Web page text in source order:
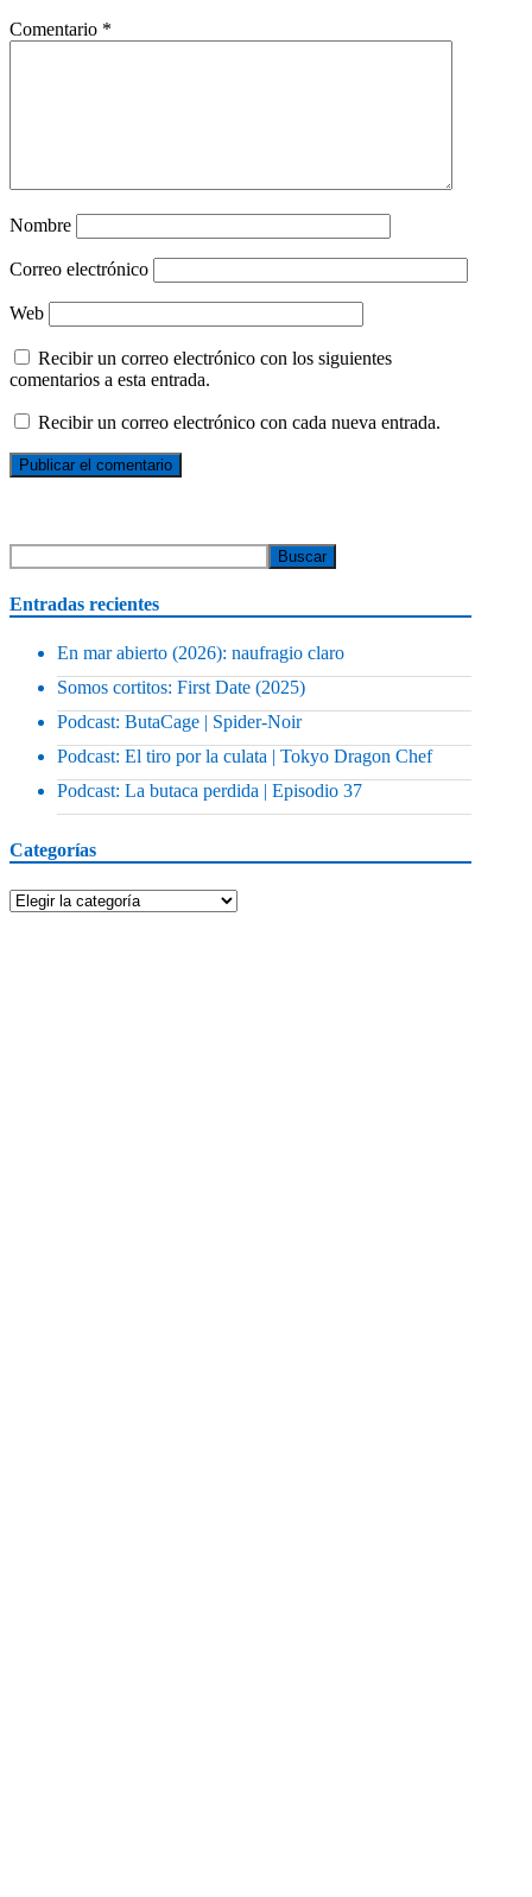
Comentario *
Nombre
Correo electrónico
Web
Recibir un correo electrónico con los siguientes
comentarios a esta entrada.
Recibir un correo electrónico con cada nueva entrada.
Entradas recientes
En mar abierto (2026): naufragio claro
Somos cortitos: First Date (2025)
Podcast: ButaCage | Spider-Noir
Podcast: El tiro por la culata | Tokyo Dragon Chef
Podcast: La butaca perdida | Episodio 37
Categorías
Categorías